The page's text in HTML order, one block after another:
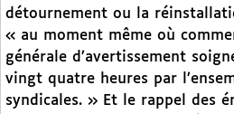
détournement ou la
« au moment même où
générale d’avertissement
vingt quatre heures par
syndicales. » Et le rappel des